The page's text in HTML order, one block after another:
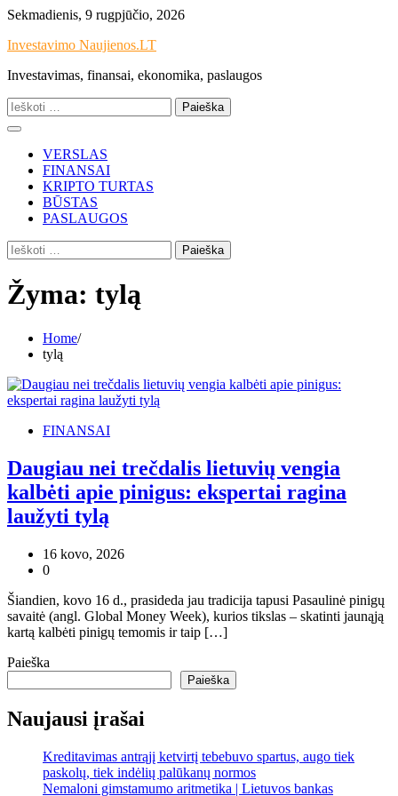
Skip
content
Sekmadienis, 9 rugpjūčio, 2026
Investavimo Naujienos.LT
Investavimas, finansai, ekonomika, paslaugos
Ieškoti:
VERSLAS
FINANSAI
KRIPTO TURTAS
BŪSTAS
PASLAUGOS
Ieškoti:
Žyma: tylą
Home
tylą
FINANSAI
Daugiau nei trečdalis lietuvių vengia
kalbėti apie pinigus: ekspertai ragina
laužyti tylą
16 kovo, 2026
0
Šiandien, kovo 16 d., prasideda jau tradicija tapusi Pasaulinė pinigų
savaitė (angl. Global Money Week), kurios tikslas – skatinti jaunąją
kartą kalbėti pinigų temomis ir taip […]
Paieška
Paieška
Naujausi įrašai
Kreditavimas antrąjį ketvirtį tebebuvo spartus, augo tiek
paskolų, tiek indėlių palūkanų normos
Nemaloni gimstamumo aritmetika | Lietuvos bankas